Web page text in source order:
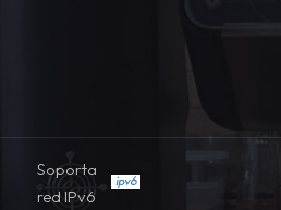
Soporta
red IPv6